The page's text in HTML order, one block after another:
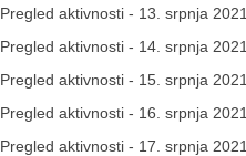
Pregled aktivnosti - 13. srpnja 2021.
Pregled aktivnosti - 14. srpnja 2021.
Pregled aktivnosti - 15. srpnja 2021.
Pregled aktivnosti - 16. srpnja 2021.
Pregled aktivnosti - 17. srpnja 2021.